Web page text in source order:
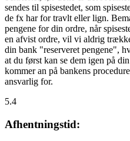
sendes til spisestedet, som
de fx har for travlt eller lign.
pengene for din ordre, når
en afvist ordre, vil vi aldrig
din bank "reserveret pengene",
at du først kan se dem igen på
kommer an på bankens
ansvarlig for.
5.4
Afhentningstid: